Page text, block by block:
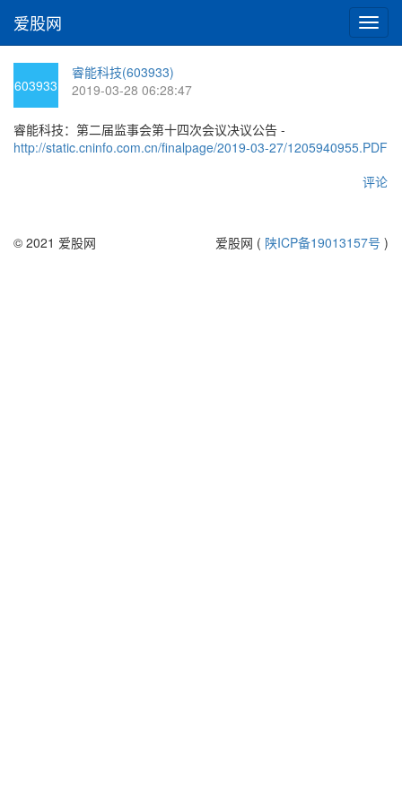
切
换
爱股网
603933
睿能科技(603933)
2019-03-28 06:28:47
睿能科技：第二届监事会第十四次会议决议公告 -
http://static.cninfo.com.cn/finalpage/2019-03-27/1205940955.PDF
评论
© 2021 爱股网 爱股网 ( 陕ICP备19013157号 )